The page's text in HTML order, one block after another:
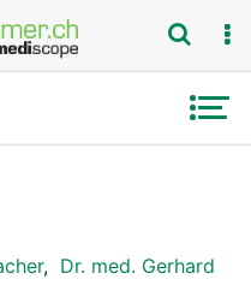
, Dr. med. Gerhard